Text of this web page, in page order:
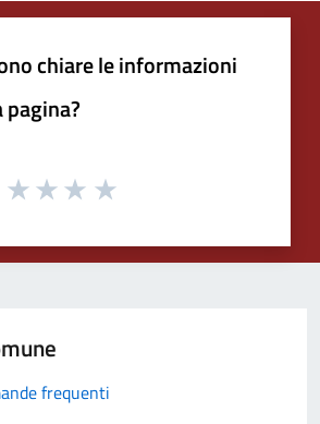
chiare le informazioni
pagina?
frequenti